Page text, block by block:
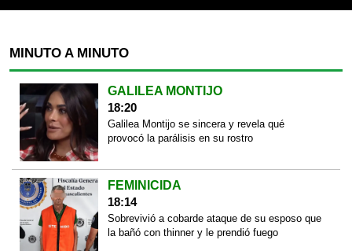
MINUTO A MINUTO
GALILEA MONTIJO
18:20
Galilea Montijo se sincera y revela qué
provocó la parálisis en su rostro
FEMINICIDA
18:14
Sobrevivió a cobarde ataque de su esposo que
la bañó con thinner y le prendió fuego